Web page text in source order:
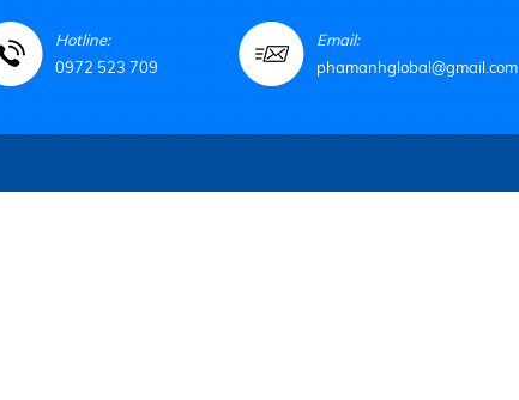
Hotline:
0972 523 709
Email:
phamanhglobal@gmail.com